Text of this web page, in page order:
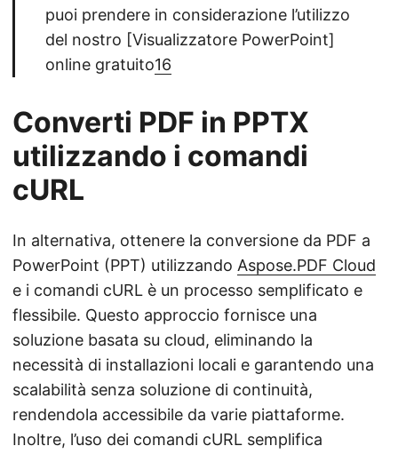
puoi prendere in considerazione l’utilizzo
del nostro [Visualizzatore PowerPoint]
online gratuito16
Converti PDF in PPTX
utilizzando i comandi
cURL
In alternativa, ottenere la conversione da PDF a
PowerPoint (PPT) utilizzando Aspose.PDF Cloud
e i comandi cURL è un processo semplificato e
flessibile. Questo approccio fornisce una
soluzione basata su cloud, eliminando la
necessità di installazioni locali e garantendo una
scalabilità senza soluzione di continuità,
rendendola accessibile da varie piattaforme.
Inoltre, l’uso dei comandi cURL semplifica